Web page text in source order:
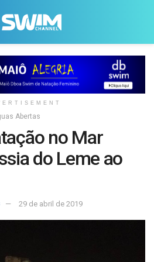
Abertas
no Mar
do Leme ao
29 de abril de 2019